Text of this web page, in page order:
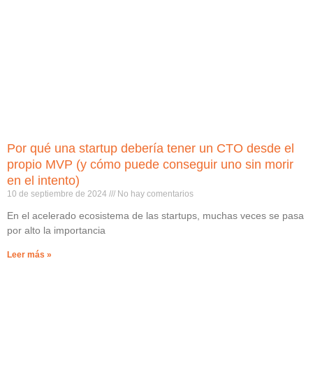
Por qué una startup debería tener un CTO desde el
propio MVP (y cómo puede conseguir uno sin morir
en el intento)
10 de septiembre de 2024 No hay comentarios
En el acelerado ecosistema de las startups, muchas veces se pasa
por alto la importancia
Leer más »